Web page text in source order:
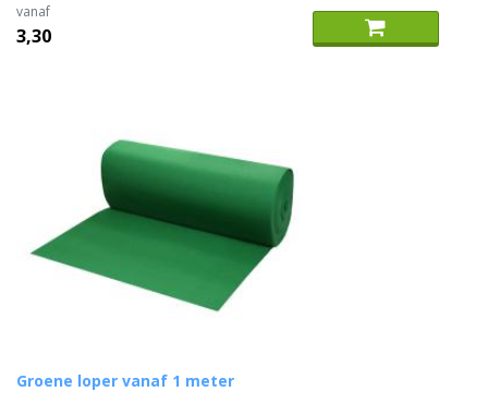
vanaf
3,30
Groene loper vanaf 1 meter